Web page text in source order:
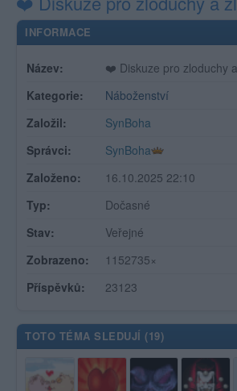
INFORMACE
Název:
❤️ Diskuze pro zloduchy
Kategorie:
Náboženství
Založil:
SynBoha
Správci:
SynBoha
Založeno:
16.10.2025 22:10
Typ:
Dočasné
Stav:
Veřejné
Zobrazeno:
1152735×
Příspěvků:
23123
TOTO TÉMA SLEDUJÍ (19)